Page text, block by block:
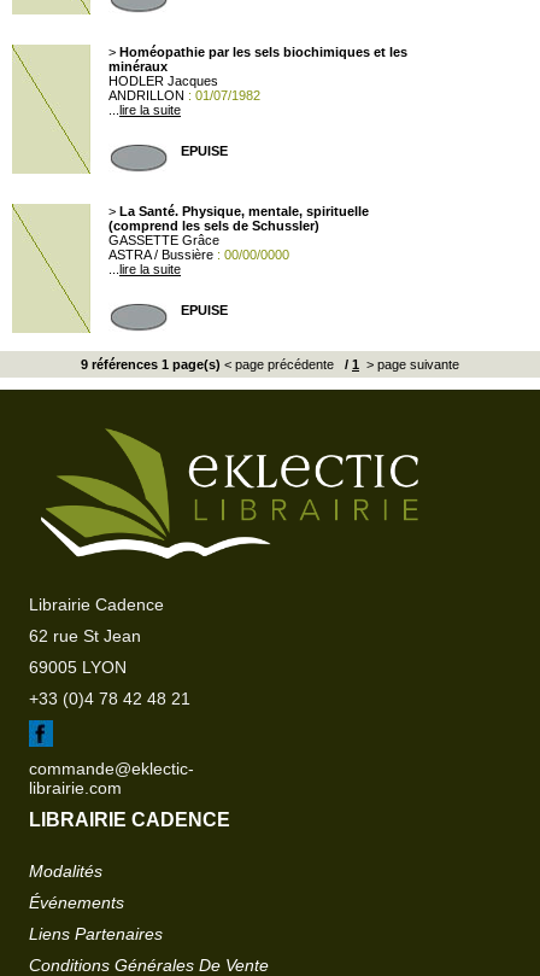
> Homéopathie par les sels biochimiques et les
minéraux
HODLER Jacques
ANDRILLON : 01/07/1982
lire la suite
EPUISE
> La Santé. Physique, mentale, spirituelle
(comprend les sels de Schussler)
GASSETTE Grâce
ASTRA / Bussière : 00/00/0000
lire la suite
EPUISE
9 références 1 page(s) < page précédente / 1 > page suivante
Librairie Cadence
62 rue St Jean
69005 LYON
+33 (0)4 78 42 48 21
commande@eklectic-
librairie.com
LIBRAIRIE CADENCE
Modalités
Événements
Liens Partenaires
Conditions Générales De Vente